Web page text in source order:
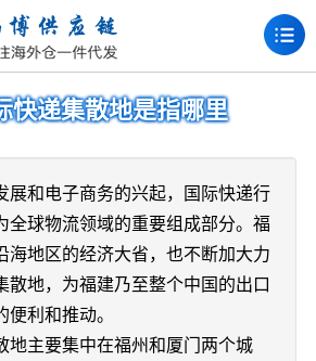
快递集散地是指哪里
展和电子商务的兴起，国际快递行
全球物流领域的重要组成部分。福
海地区的经济大省，也不断加大力
散地，为福建乃至整个中国的出口
利和推动。
地主要集中在福州和厦门两个城